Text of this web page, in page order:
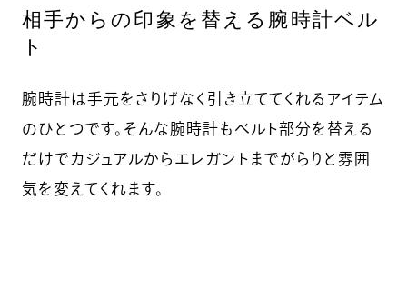
相手からの印象を替える腕時計ベル
ト
腕時計は手元をさりげなく引き立ててくれるアイテム
のひとつです。そんな腕時計もベルト部分を替える
だけでカジュアルからエレガントまでがらりと雰囲
気を変えてくれます。